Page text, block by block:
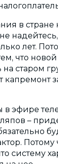
в стране
надейтесь,
лет.
что новой
на старом
капремонт
в эфире
–
Потому
систему